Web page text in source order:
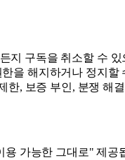
지 구독을 취소할 수
을 해지하거나 정지
한, 보증 부인, 분쟁 해
가능한 그대로" 제공